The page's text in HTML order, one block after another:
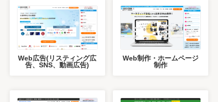
Web広告(リスティング広
告、SNS、動画広告)
Web制作・ホームページ
制作